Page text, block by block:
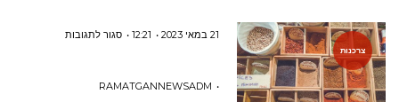
צרכנות
21 במאי 2023 12:21 סגור לתגובותעל
RAMATGANNEWSADM